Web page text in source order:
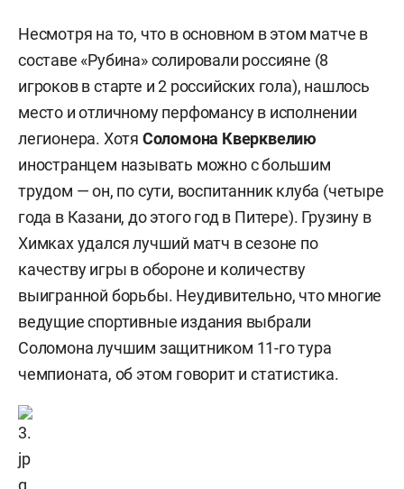
Несмотря на то, что в основном в этом матче в
составе «Рубина» солировали россияне (8
игроков в старте и 2 российских гола), нашлось
место и отличному перфомансу в исполнении
легионера. Хотя Соломона Кверквелию
иностранцем называть можно с большим
трудом — он, по сути, воспитанник клуба (четыре
года в Казани, до этого год в Питере). Грузину в
Химках удался лучший матч в сезоне по
качеству игры в обороне и количеству
выигранной борьбы. Неудивительно, что многие
ведущие спортивные издания выбрали
Соломона лучшим защитником 11-го тура
чемпионата, об этом говорит и статистика.